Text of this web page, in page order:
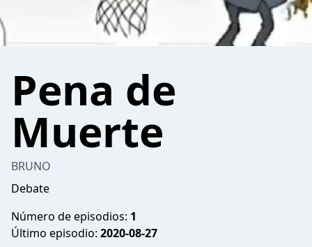
Pena de
Muerte
BRUNO
Debate
Número de episodios: 1
Último episodio: 2020-08-27